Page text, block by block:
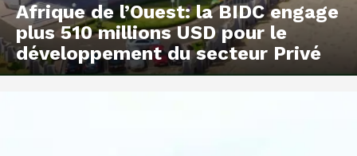
Afrique de l’Ouest: la BIDC engage
plus 510 millions USD pour le
développement du secteur Privé